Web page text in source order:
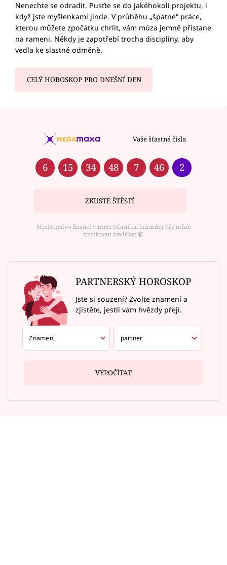
Nenechte se odradit. Pusťte se do jakéhokoli projektu, i
když jste myšlenkami jinde. V průběhu „špatné“ práce,
kterou můžete zpočátku chrlit, vám múza jemně přistane
na rameni. Někdy je zapotřebí trocha disciplíny, aby
vedla ke slastné odměně.
CELÝ HOROSKOP PRO DNEŠNÍ DEN
Vaše šťastná čísla
6 15 34 48 7 46 2
ZKUSTE ŠTĚSTÍ
Ministerstvo financí varuje: Účastí na hazardní hře může
vzniknout závislost ⑱
PARTNERSKÝ HOROSKOP
Jste si souzení? Zvolte znamení a
zjistěte, jestli vám hvězdy přejí.
VYPOČÍTAT